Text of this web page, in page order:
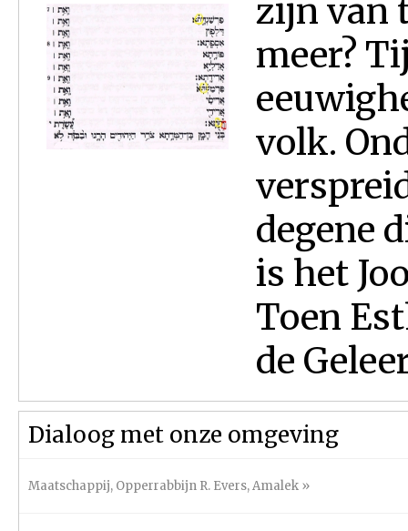
zijn van
meer?
volk.
degene
is het
Toen
de
Dialoog met onze omgeving
Maatschappij, Opperrabbijn R. Evers,Amalek »